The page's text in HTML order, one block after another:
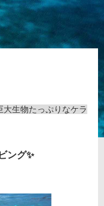
大生物たっぷりなケラ
ング✨